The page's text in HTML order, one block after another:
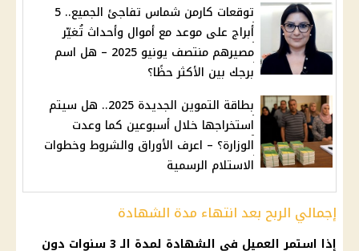
توقعات كارمن شماس تفاجئ الجميع.. 5
أبراج على موعد مع أموال وأحداث تُغيّر
مصيرهم منتصف يونيو 2025 – هل اسم
برجك بين الأكثر حظًا؟
بطاقة التموين الجديدة 2025.. هل سيتم
استخراجها خلال أسبوعين كما وعدت
الوزارة؟ – اعرف الأوراق والشروط وخطوات
الاستلام الرسمية
إجمالي الربح بعد انتهاء مدة الشهادة
إذا استمر العميل في الشهادة لمدة الـ 3 سنوات دون